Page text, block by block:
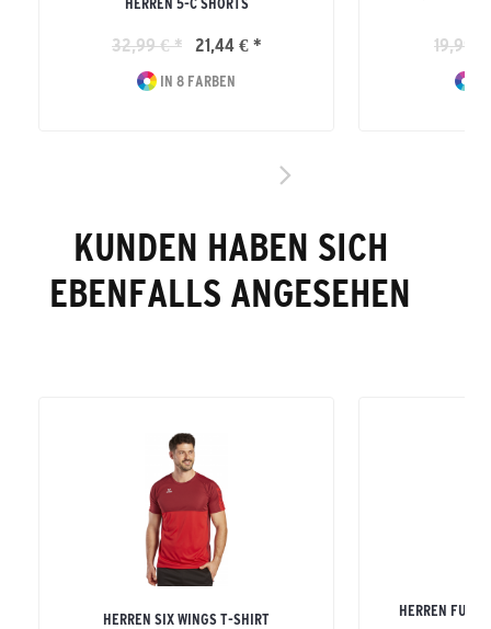
32,99 € * 21,44 € *
IN 8 FARBEN
19,99
KUNDEN HABEN SICH
EBENFALLS ANGESEHEN
HERREN SIX WINGS T-SHIRT
HERREN